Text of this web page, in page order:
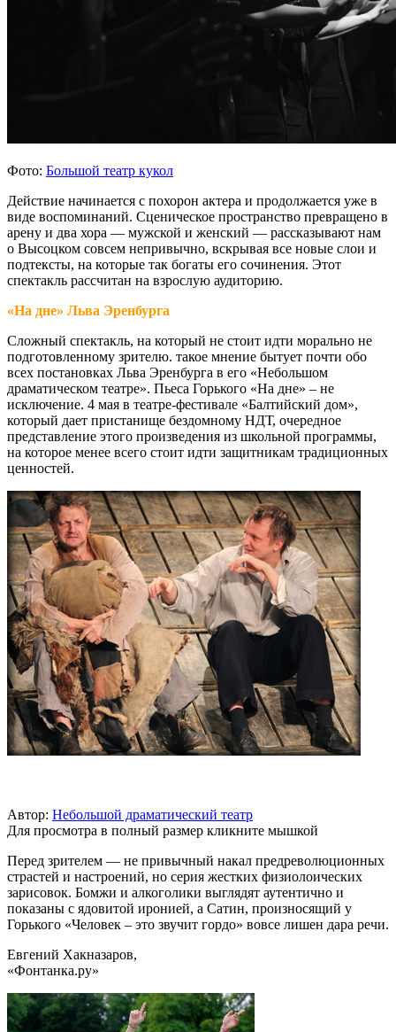
Фото: Большой театр кукол
Действие начинается с похорон актера и продолжается уже в
виде воспоминаний. Сценическое пространство превращено в
арену и два хора — мужской и женский — рассказывают нам
о Высоцком совсем непривычно, вскрывая все новые слои и
подтексты, на которые так богаты его сочинения. Этот
спектакль рассчитан на взрослую аудиторию.
«На дне» Льва Эренбурга
Сложный спектакль, на который не стоит идти морально не
подготовленному зрителю. такое мнение бытует почти обо
всех постановках Льва Эренбурга в его «Небольшом
драматическом театре». Пьеса Горького «На дне» – не
исключение. 4 мая в театре-фестивале «Балтийский дом»,
который дает пристанище бездомному НДТ, очередное
представление этого произведения из школьной программы,
на которое менее всего стоит идти защитникам традиционных
ценностей.
Автор: Небольшой драматический театр
Для просмотра в полный размер кликните мышкой
Перед зрителем — не привычный накал предреволюционных
страстей и настроений, но серия жестких физиолоических
зарисовок. Бомжи и алкоголики выглядят аутентично и
показаны с ядовитой иронией, а Сатин, произносящий у
Горького «Человек – это звучит гордо» вовсе лишен дара речи.
Евгений Хакназаров,
«Фонтанка.ру»